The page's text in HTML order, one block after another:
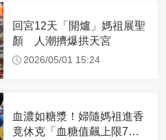
回宮12天「開爐」媽祖展聖
顏 人潮擠爆拱天宮
2026/05/01 15:24
血濃如糖漿！婦隨媽祖進香
竟休克「血糖值飆上限7